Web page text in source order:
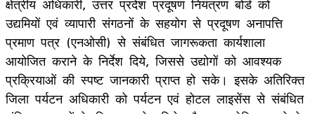
उद्यमियों एवं व्यापारी संगठनों के सहयोग से प्रदूषण अनापत्ति
प्रमाण पत्र (एनओसी) से संबंधित जागरूकता कार्यशाला
आयोजित कराने के निर्देश दिये, जिससे उद्योगों को आवश्यक
प्रक्रियाओं की स्पष्ट जानकारी प्राप्त हो सके। इसके अतिरिक्त
जिला पर्यटन अधिकारी को पर्यटन एवं होटल लाइसेंस से संबंधित